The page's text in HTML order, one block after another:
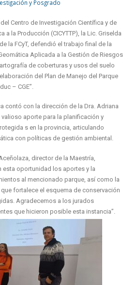
y Posgrado
Centro de Investigación Científica y de
a la Producción (CICYTTP), la Lic. Griselda
la FCyT, defendió el trabajo final de la
Aplicada a la Gestión de Riesgos
de coberturas y usos del suelo
del Plan de Manejo del Parque
– CGE”.
contó con la dirección de la Dra. Adriana
aporte para la planificación y
s en la provincia, articulando
con políticas de gestión ambiental.
director de la Maestría,
esta oportunidad los aportes y la
al mencionado parque, así como la
fortalece el esquema de conservación
Agradecemos a los jurados
que hicieron posible esta instancia”.